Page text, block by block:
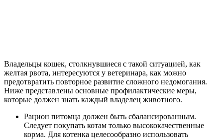
Владельцы кошек, столкнувшиеся с такой ситуацией, как
желтая рвота, интересуются у ветеринара, как можно
предотвратить повторное развитие сложного недомогания.
Ниже представлены основные профилактические меры,
которые должен знать каждый владелец животного.
Рацион питомца должен быть сбалансированным.
Следует покупать котам только высококачественные
корма. Для котенка целесообразно использовать